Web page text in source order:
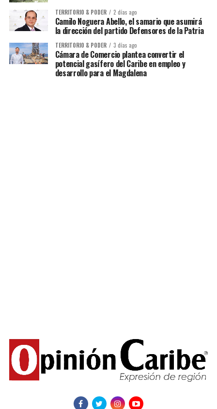
TERRITORIO & PODER 2 días ago
Camilo Noguera Abello, el samario que asumirá
la dirección del partido Defensores de la Patria
TERRITORIO & PODER 3 días ago
Cámara de Comercio plantea convertir el
potencial gasífero del Caribe en empleo y
desarrollo para el Magdalena